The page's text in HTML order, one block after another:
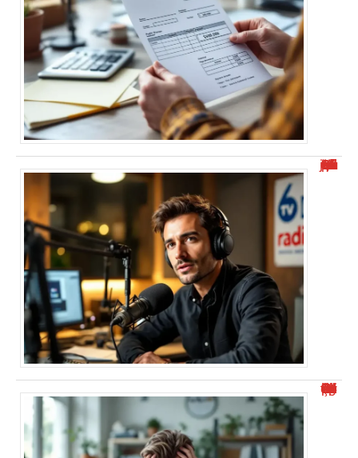
“Alexis Morel journaliste : Qui est-il et quel est son parcours ?”
“Numéro de téléphone commençant par 0424 : Comment éviter le démarchage ?”